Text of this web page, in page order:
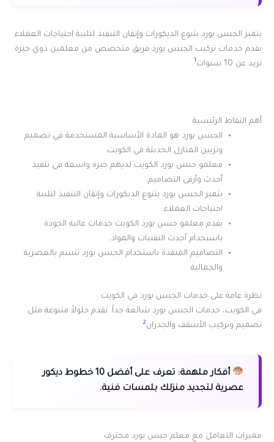
يتميز الجبس بورد بتنوع الديكورات وإتقان التنفيذ لتلبية احتياجات العملاء.
يقدم خدمات تركيب الجبس بورد فريق متخصص من معلمين ذوي خبرة
تزيد عن 10 سنوات
1
.
أهم النقاط الرئيسية
الجبس بورد هو المادة الأساسية المستخدمة في تصميم
وتزيين المنازل الحديثة في الكويت.
معلمو جبس بورد الكويت لديهم خبرة واسعة في تنفيذ
أحدث وأرقى التصاميم.
يتميز الجبس بورد بتنوع الديكورات وإتقان التنفيذ لتلبية
احتياجات العملاء.
يقدم معلمو جبس بورد الكويت خدمات عالية الجودة
باستخدام أحدث التقنيات والمواد.
التصاميم المنفذة باستخدام الجبس بورد تتسم بالعصرية
والجمالية.
نظرة عامة على خدمات الجبس بورد في الكويت
في الكويت، خدمات الجبس بورد شائعة جداً. تقدم حلولاً متنوعة مثل
تصميم وتركيب الأسقف والجدران2
.
أفكار ملهمة:
تعرف على أفضل 10 خطوط ديكور
عصرية لتجديد منزلك بلمسات فنية.
مميزات التعامل مع معلم جبس بورد محترف